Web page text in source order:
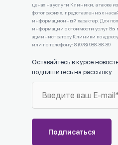
Подписаться
ценах на услуги Клиники, а также
фотографиях, представленных на
информационный характер. Для
информации о стоимости услуг Вы
администратору Клиники по
или по телефону: 8 (978) 988-88-89
Оставайтесь в курсе
подпишитесь на рассылку